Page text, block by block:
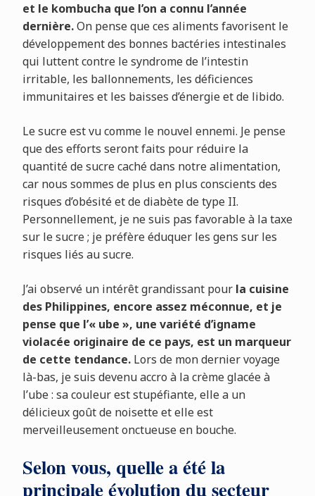
et le kombucha que l’on a connu l’année
dernière.On pense que ces aliments favorisent le
développement des bonnes bactéries intestinales
qui luttent contre le syndrome de l’intestin
irritable, les ballonnements, les déficiences
immunitaires et les baisses d’énergie et de libido.
Le sucre est vu comme le nouvel ennemi. Je pense
que des efforts seront faits pour réduire la
quantité de sucre caché dans notre alimentation,
car nous sommes de plus en plus conscients des
risques d’obésité et de diabète de type II.
Personnellement, je ne suis pas favorable à la taxe
sur le sucre ; je préfère éduquer les gens sur les
risques liés au sucre.
J’ai observé un intérêt grandissant pour la cuisine
des Philippines, encore assez méconnue, et je
pense que l’« ube », une variété d’igname
violacée originaire de ce pays, est un marqueur
de cette tendance.Lors de mon dernier voyage
là-bas, je suis devenu accro à la crème glacée à
l’ube : sa couleur est stupéfiante, elle a un
délicieux goût de noisette et elle est
merveilleusement onctueuse en bouche.
Selon vous, quelle a été la
principale évolution du secteur